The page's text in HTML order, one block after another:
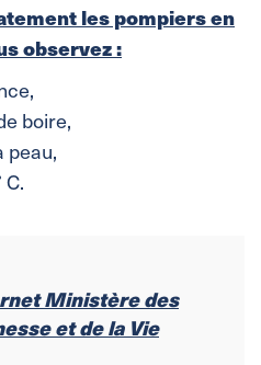
les pompiers en
observez :
boire,
peau,
Ministère des
et de la Vie